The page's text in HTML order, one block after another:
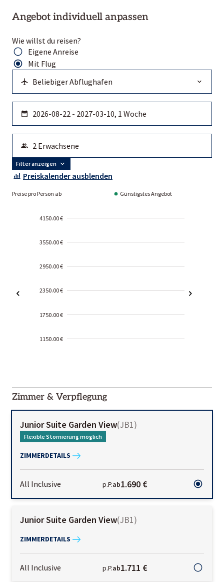
Angebot individuell anpassen
Wie willst du reisen?
Eigene Anreise
Mit Flug
Filter anzeigen
Preiskalender ausblenden
Preise pro Person ab Günstigstes Angebot
4150.00 €
3550.00 €
2950.00 €
2350.00 €
1750.00 €
1150.00 €
01-02
Zimmer & Verpflegung
Junior Suite Garden View(JB1)
Flexible Stornierung möglich
ZIMMERDETAILS
All Inclusive p.P.ab1.690 €
Junior Suite Garden View(JB1)
ZIMMERDETAILS
All Inclusive p.P.ab1.711 €